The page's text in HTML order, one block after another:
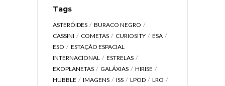
Tags
ASTERÓIDES
BURACO NEGRO
CASSINI
COMETAS CURIOSITY
ESA
ESO
ESTAÇÃO ESPACIAL
INTERNACIONAL
ESTRELAS
EXOPLANETAS
GALÁXIAS
HIRISE
HUBBLE
IMAGENS ISS LPOD
LRO